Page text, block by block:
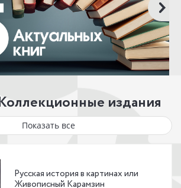
издания
Показать все
Русская история в картинах или
Живописный Карамзин